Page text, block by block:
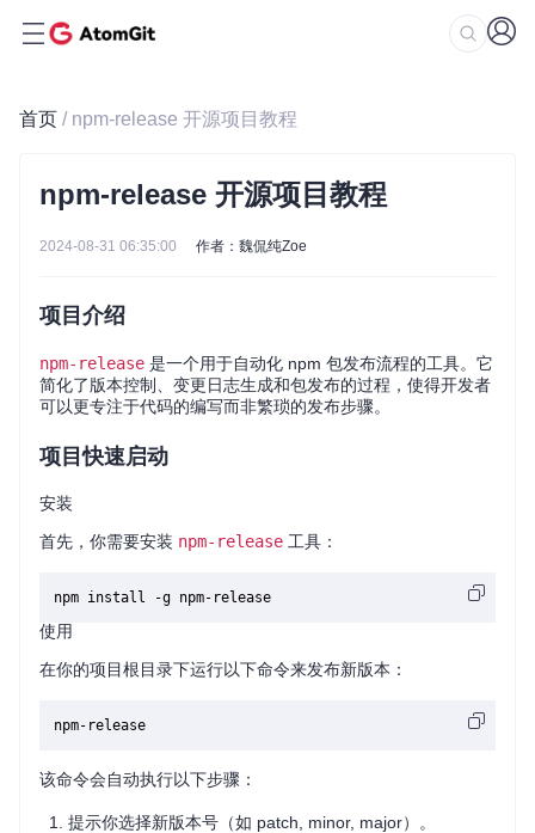
首页 / npm-release 开源项目教程
npm-release 开源项目教程
2024-08-31 06:35:00 作者：魏侃纯Zoe
项目介绍
npm-release 是一个用于自动化 npm 包发布流程的工具。它
简化了版本控制、变更日志生成和包发布的过程，使得开发者
可以更专注于代码的编写而非繁琐的发布步骤。
项目快速启动
安装
首先，你需要安装 npm-release 工具：
使用
在你的项目根目录下运行以下命令来发布新版本：
该命令会自动执行以下步骤：
提示你选择新版本号（如 patch, minor, major）。